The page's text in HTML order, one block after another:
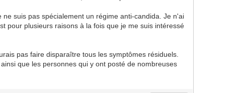
suis pas spécialement un régime anti-candida. Je n'ai
pour plusieurs raisons à la fois que je me suis intéressé
pas faire disparaître tous les symptômes résiduels.
que les personnes qui y ont posté de nombreuses